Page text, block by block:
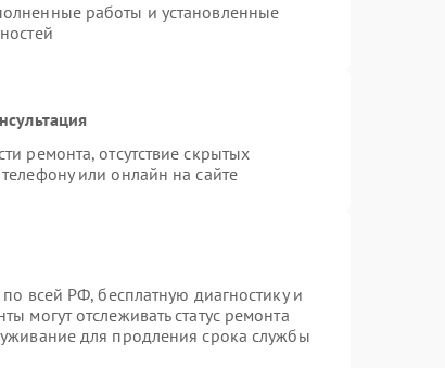
работы и установленные
ремонта, отсутствие скрытых
или онлайн на сайте
всей РФ, бесплатную диагностику и
могут отслеживать статус ремонта
для продления срока службы